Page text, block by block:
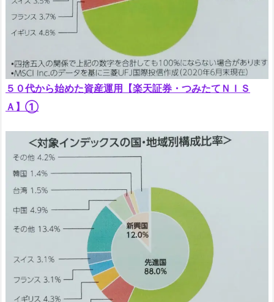
５０代から始めた資産運用【楽天証券・つみたてＮＩＳ
Ａ】①